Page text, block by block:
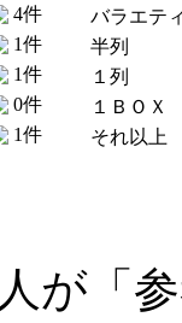
4件
1件
1件
0件
1件
バラエテ
半列
１列
１ＢＯＸ
それ以上
人が「